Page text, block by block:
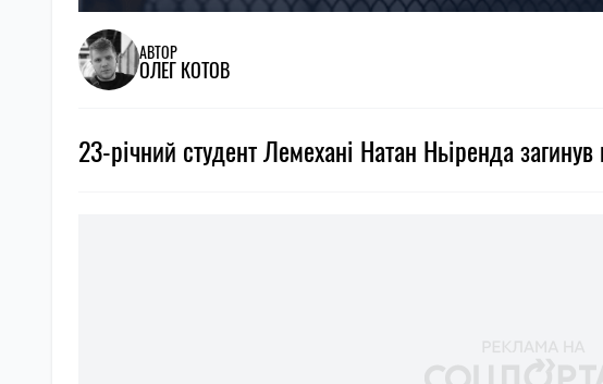
АВТОР
ОЛЕГ КОТОВ
23-річний студент Лемехані Натан Ньіренда